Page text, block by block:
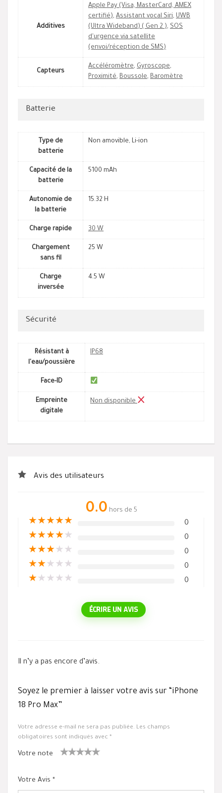
Additives
Apple Pay (Visa, MasterCard, AMEX
certifié), Assistant vocal Siri, UWB
(Ultra Wideband) ( Gen 2 ), SOS
d'urgence via satellite
(envoi/réception de SMS)
Capteurs
Accéléromètre, Gyroscope,
Proximité, Boussole, Baromètre
Batterie
Type de
batterie
Non amovible, Li-ion
Capacité de la
batterie
5100 mAh
Autonomie de
la batterie
15.32 H
Charge rapide 30 W
Chargement
sans fil
25 W
Charge
inversée
4.5 W
Sécurité
Résistant à
l'eau/poussière
IP68
Face-ID
Empreinte
digitale
Non disponible
Avis des utilisateurs
0.0 hors de 5
★★★★★ 0
★★★★★ 0
★★★★ ★ 0
★★★ ★ ★ 0
★★ ★ ★ ★ 0
ÉCRIRE UN AVIS
Il n’y a pas encore d’avis.
Soyez le premier à laisser votre avis sur “iPhone
18 Pro Max”
Votre adresse e-mail ne sera pas publiée. Les champs
obligatoires sont indiqués avec *
Votre note
oil
sur
Votre Avis *